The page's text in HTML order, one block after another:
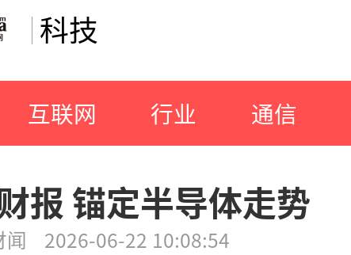
科技
互联网 行业 通信
报 锚定半导体走势
闻 2026-06-22 10:08:54